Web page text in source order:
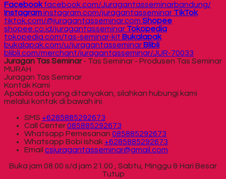
Facebook facebook.com/Juragantasseminarbandung/
Instagraminstagram.com/juragantasseminar TikTok
tiktok.com/@juragantasseminar.com Shopee
shopee.co.id/juragantasseminar Tokopedia
tokopedia.com/tas-seminar-kit Bukalapak
bukalapak.com/u/juragantasseminar Blibli
blibli.com/merchant/juragantasseminar/JUR-70033
Juragan Tas Seminar- Tas Seminar - Produsen Tas Seminar
MURAH
Juragan Tas Seminar
Kontak Kami
Apabila ada yang ditanyakan, silahkan hubungi kami
melalui kontak di bawah ini.
SMS +6285885292673
Call Center085885292673
Whatsapp Pemesanan 085885292673
Whatsapp Bobi Ishak +6285885292673
Email csjuragantasseminar@gmail.com
Buka jam 08.00 s/d jam 21.00 , Sabtu, Minggu & Hari Besar
Tutup